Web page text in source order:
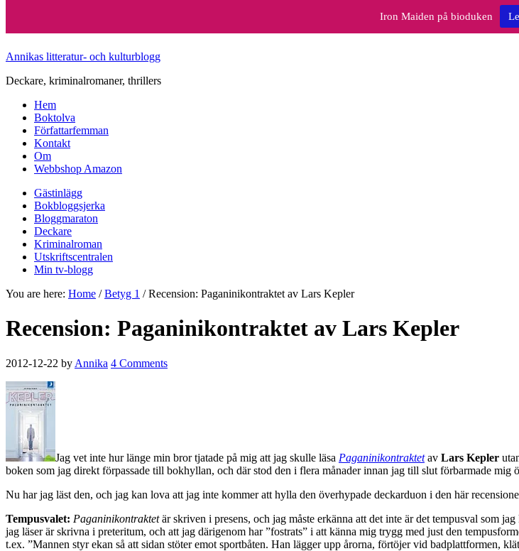
Annikas litteratur- och kulturblogg
Deckare, kriminalromaner, thrillers
Hem
Boktolva
Författarfemman
Kontakt
Om
Webbshop Amazon
Gästinlägg
Bokbloggsjerka
Bloggmaraton
Deckare
Kriminalroman
Utskriftscentralen
Min tv-blogg
You are here: Home / Betyg 1 /Recension: Paganinikontraktet av Lars Kepler
Recension: Paganinikontraktet av Lars Kepler
2012-12-22 by Annika 4 Comments
Jag vet inte hur länge min bror tjatade på mig att jag skulle läsa Paganinikontraktet av Lars Kepler
boken som jag direkt förpassade till bokhyllan, och där stod den i flera månader innan jag till slut förbarmade mig
Nu har jag läst den, och jag kan lova att jag inte kommer att hylla den överhypade deckarduon i den här
Tempusvalet: Paganinikontraktetär skriven i presens, och jag måste erkänna att det inte är det tempusval som
jag läser är skrivna i preteritum, och att jag därigenom har ”fostrats” i att känna mig trygg med just den
t.ex. ”Mannen styr ekan så att sidan stöter emot sportbåten. Han lägger upp årorna, förtöjer vid badplattformen,
Iron Maiden på bioduken